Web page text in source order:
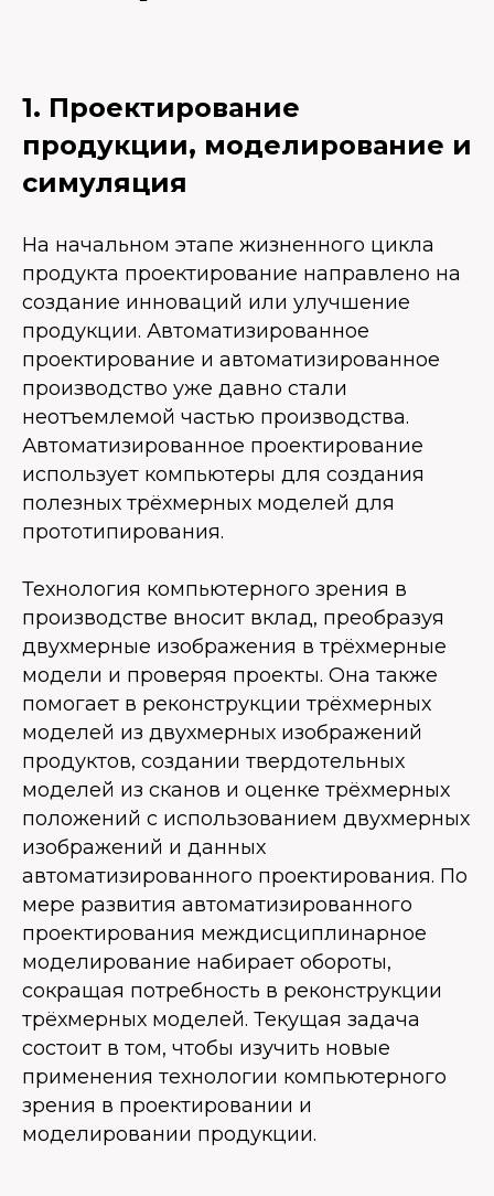
1. Проектирование
продукции, моделирование и
симуляция
На начальном этапе жизненного цикла
продукта проектирование направлено на
создание инноваций или улучшение
продукции. Автоматизированное
проектирование и автоматизированное
производство уже давно стали
неотъемлемой частью производства.
Автоматизированное проектирование
использует компьютеры для создания
полезных трёхмерных моделей для
прототипирования.
Технология компьютерного зрения в
производстве вносит вклад, преобразуя
двухмерные изображения в трёхмерные
модели и проверяя проекты. Она также
помогает в реконструкции трёхмерных
моделей из двухмерных изображений
продуктов, создании твердотельных
моделей из сканов и оценке трёхмерных
положений с использованием двухмерных
изображений и данных
автоматизированного проектирования. По
мере развития автоматизированного
проектирования междисциплинарное
моделирование набирает обороты,
сокращая потребность в реконструкции
трёхмерных моделей. Текущая задача
состоит в том, чтобы изучить новые
применения технологии компьютерного
зрения в проектировании и
моделировании продукции.